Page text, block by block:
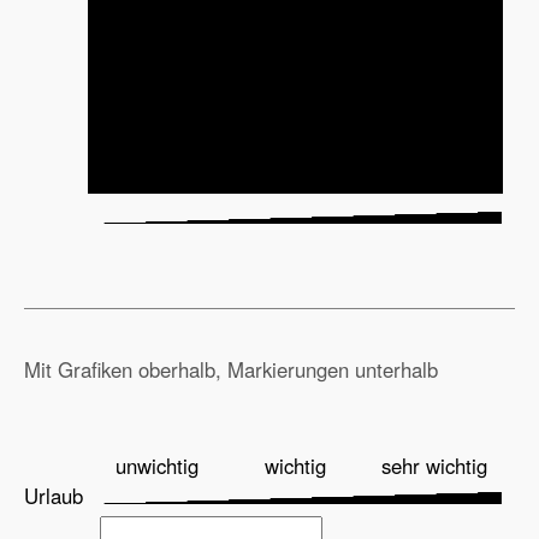
Mit Grafiken oberhalb, Markierungen unterhalb
unwichtig wichtig
sehr wichtig
Urlaub